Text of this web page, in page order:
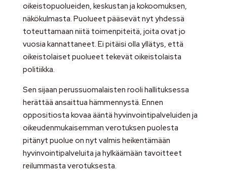
oikeistopuolueiden, keskustan ja kokoomuksen,
näkökulmasta. Puolueet pääsevät nyt yhdessä
toteuttamaan niitä toimenpiteitä, joita ovat jo
vuosia kannattaneet. Ei pitäisi olla yllätys, että
oikeistolaiset puolueet tekevät oikeistolaista
politiikka.
Sen sijaan perussuomalaisten rooli hallituksessa
herättää ansaittua hämmennystä. Ennen
oppositiosta kovaa ääntä hyvinvointipalveluiden ja
oikeudenmukaisemman verotuksen puolesta
pitänyt puolue on nyt valmis heikentämään
hyvinvointipalveluita ja hylkäämään tavoitteet
reilummasta verotuksesta.